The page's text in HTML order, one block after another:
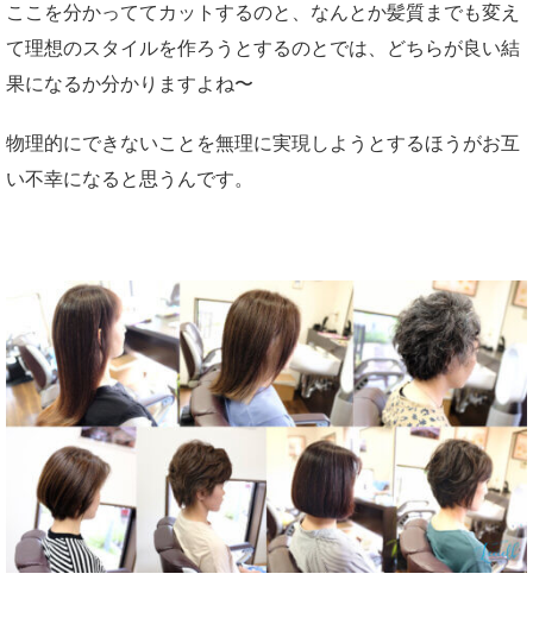
ここを分かっててカットするのと、なんとか髪質までも変え
て理想のスタイルを作ろうとするのとでは、どちらが良い結
果になるか分かりますよね〜
物理的にできないことを無理に実現しようとするほうがお互
い不幸になると思うんです。